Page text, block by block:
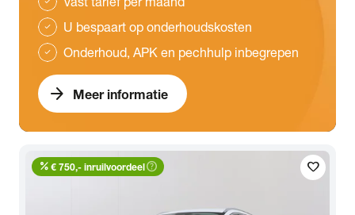
check U bespaart op onderhoudskosten
check Onderhoud, APK en pechhulp inbegrepen
arrow_forward Meer informatie
favorite
percent € 750,- inruilvoordeelhelp_outline